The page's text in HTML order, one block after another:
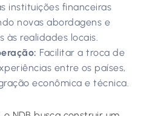
instituições financeiras
novas abordagens e
às realidades locais.
Facilitar a troca de
entre os países,
econômica e técnica.